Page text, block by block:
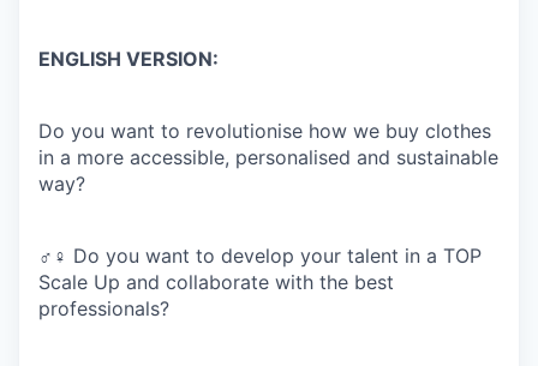
ENGLISH VERSION:
Do you want to revolutionise how we buy clothes
in a more accessible, personalised and sustainable
way?
♂♀ Do you want to develop your talent in a TOP
Scale Up and collaborate with the best
professionals?